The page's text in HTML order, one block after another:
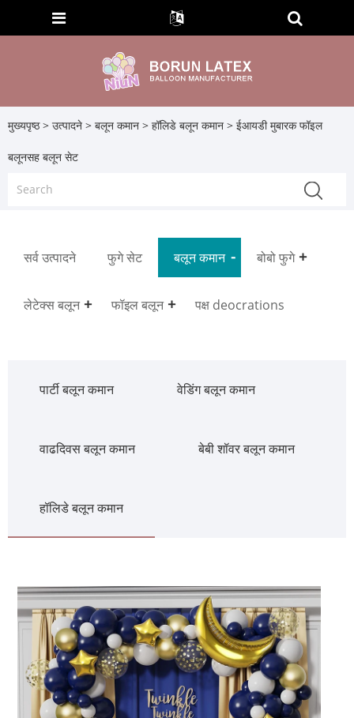
मुख्यपृष्ठ > उत्पादने > बलून कमान > हॉलिडे बलून कमान > ईआयडी मुबारक फॉइल
बलूनसह बलून सेट
सर्व उत्पादने फुगे सेट बलून कमान बोबो फुगे
लेटेक्स बलून फॉइल बलून पक्ष deocrations
पार्टी बलून कमान वेडिंग बलून कमान
वाढदिवस बलून कमान बेबी शॉवर बलून कमान
हॉलिडे बलून कमान